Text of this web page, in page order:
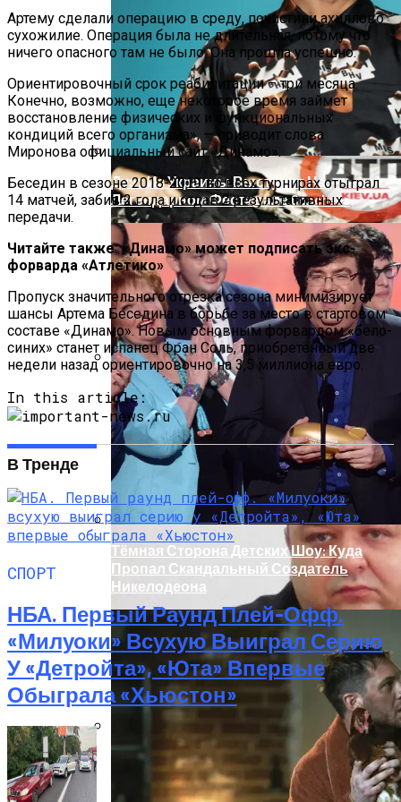
На Донбассе Во Время Тушения
Пожара Погибли Двое Военных
Под Киевом Мотоцикл Влетел В
Легковушку: Двое Погибших
Прокурор Хмельницкой Области Умер
От Осложнений Коронавируса
Дуэт Из Украины Выступит На
Легендарном Фестивале Coachella
Тёмная Сторона Детских Шоу: Куда
Пропал Скандальный Создатель
Никелодеона
Артему сделали операцию в среду, почистили ахиллово
сухожилие. Операция была не длительная, потому что
ничего опасного там не было. Она прошла успешно.
Ориентировочный срок реабилитации – три месяца.
Конечно, возможно, еще некоторое время займет
восстановление физических и функциональных
кондиций всего организма», — приводит слова
Миронова официальный сайт «Динамо».
Беседин в сезоне 2018-2019 во всех турнирах отыграл
14 матчей, забив 2 гола и отдав 2 результативных
передачи.
Читайте также: «Динамо» может подписать экс-
форварда «Атлетико»
Пропуск значительного отрезка сезона минимизирует
шансы Артема Беседина в борьбе за место в стартовом
составе «Динамо». Новым основным форвардом «бело-
синих» станет испанец Фран Соль, приобретённый две
недели назад ориентировочно на 3,5 миллиона евро.
In this article:
В Тренде
СПОРТ
НБА. Первый Раунд Плей-Офф.
«Милуоки» Всухую Выиграл Серию
У «Детройта», «Юта» Впервые
Обыграла «Хьюстон»